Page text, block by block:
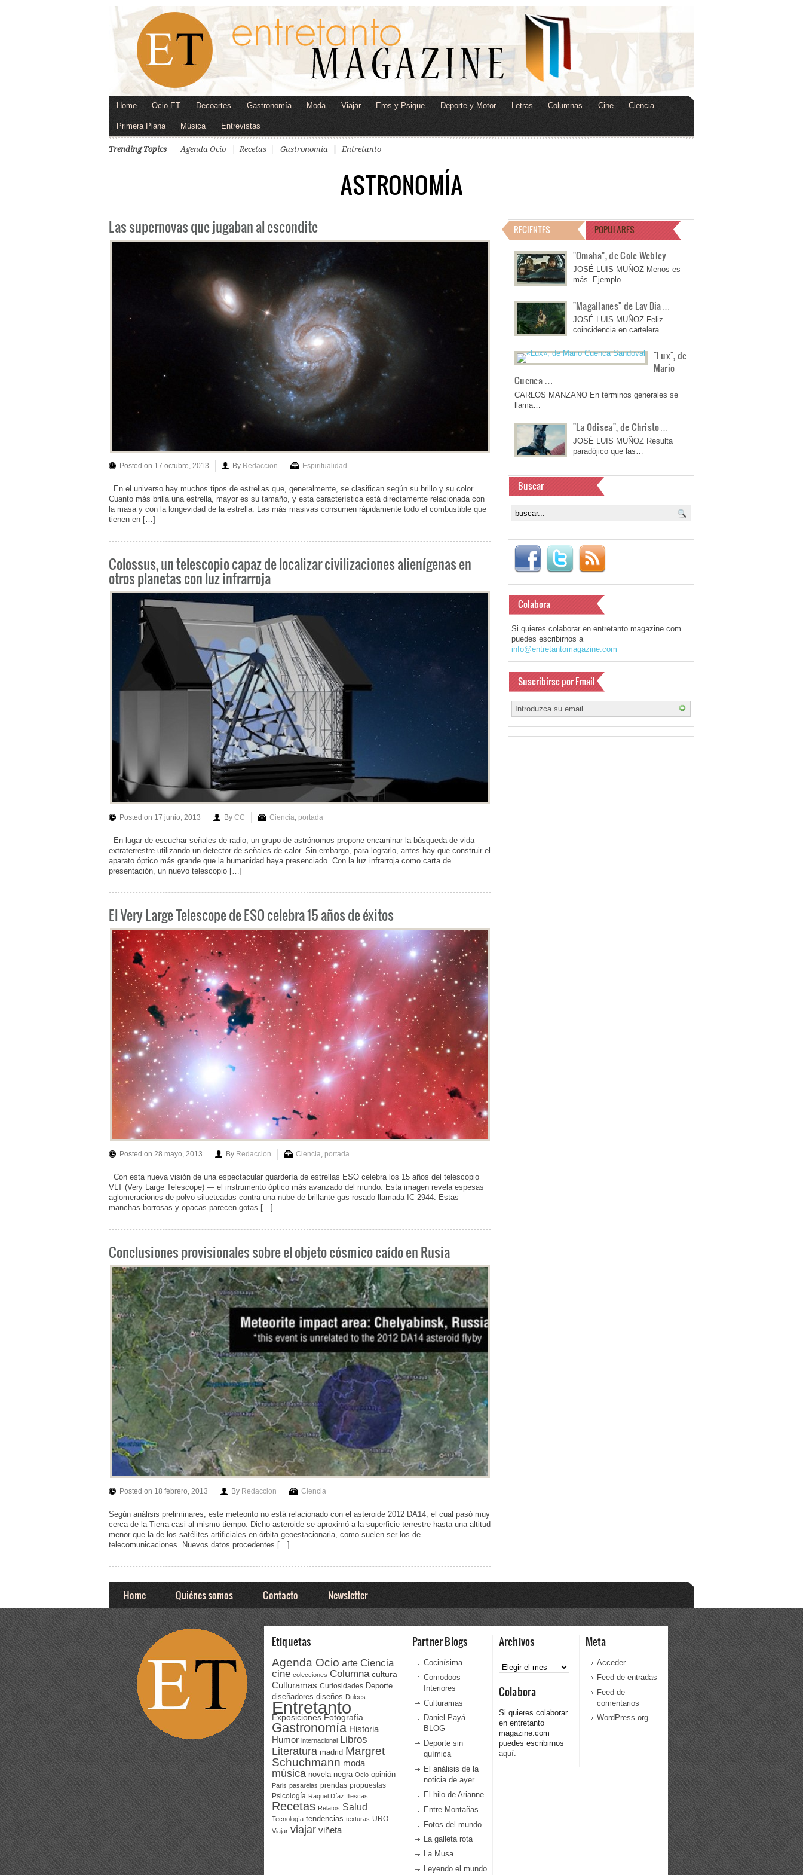
Home Ocio ET Decoartes Gastronomía Moda Viajar Eros y Psique Deporte y Motor Letras Columnas Cine Ciencia
Primera Plana Música Entrevistas
Trending Topics Agenda Ocio Recetas Gastronomía Entretanto
ASTRONOMÍA
Las supernovas que jugaban al escondite
Posted on 17 octubre, 2013 By Redaccion Espiritualidad
En el universo hay muchos tipos de estrellas que, generalmente, se clasifican según su brillo y su color.
Cuanto más brilla una estrella, mayor es su tamaño, y esta característica está directamente relacionada con
la masa y con la longevidad de la estrella. Las más masivas consumen rápidamente todo el combustible que
tienen en […]
Colossus, un telescopio capaz de localizar civilizaciones alienígenas en
otros planetas con luz infrarroja
Posted on 17 junio, 2013 By CC Ciencia portada
En lugar de escuchar señales de radio, un grupo de astrónomos propone encaminar la búsqueda de vida
extraterrestre utilizando un detector de señales de calor. Sin embargo, para lograrlo, antes hay que construir el
aparato óptico más grande que la humanidad haya presenciado. Con la luz infrarroja como carta de
presentación, un nuevo telescopio […]
El Very Large Telescope de ESO celebra 15 años de éxitos
Posted on 28 mayo, 2013 By Redaccion Ciencia, portada
Con esta nueva visión de una espectacular guardería de estrellas ESO celebra los 15 años del telescopio
VLT (Very Large Telescope) — el instrumento óptico más avanzado del mundo. Esta imagen revela espesas
aglomeraciones de polvo silueteadas contra una nube de brillante gas rosado llamada IC 2944. Estas
manchas borrosas y opacas parecen gotas […]
Conclusiones provisionales sobre el objeto cósmico caído en Rusia
Posted on 18 febrero, 2013 By Redaccion Ciencia
Según análisis preliminares, este meteorito no está relacionado con el asteroide 2012 DA14, el cual pasó muy
cerca de la Tierra casi al mismo tiempo. Dicho asteroide se aproximó a la superficie terrestre hasta una altitud
menor que la de los satélites artificiales en órbita geoestacionaria, como suelen ser los de
telecomunicaciones. Nuevos datos procedentes […]
RECIENTES POPULARES
"Omaha", de Cole Webley
JOSÉ LUIS MUÑOZ Menos es
más. Ejemplo…
"Magallanes" de Lav Dia…
JOSÉ LUIS MUÑOZ Feliz
coincidencia en cartelera…
"Lux", de
Mario
Cuenca …
CARLOS MANZANO En términos generales se
llama…
"La Odisea", de Christo…
JOSÉ LUIS MUÑOZ Resulta
paradójico que las…
Buscar
Colabora
Si quieres colaborar en entretanto magazine.com
puedes escribirnos a
info@entretantomagazine.com
Suscribirse por Email
Home Quiénes somos Contacto Newsletter
Etiquetas
Agenda Ocio arte Ciencia
cine colecciones Columna cultura
Culturamas Curiosidades Deporte
diseñadores diseños Dulces
Entretanto
Exposiciones Fotografía
Gastronomía Historia
Humor internacional Libros
Literatura madrid Margret
Schuchmann moda
música novela negra Ocio opinión
Paris pasarelas prendas propuestas
Psicología Raquel Díaz Illescas
Recetas Relatos Salud
Tecnología tendencias texturas URO
Viajar viajar viñeta
Partner Blogs
Cocinísima
Comodoos
Interiores
Culturamas
Daniel Payá
BLOG
Deporte sin
química
El análisis de la
noticia de ayer
El hilo de Arianne
Entre Montañas
Fotos del mundo
La galleta rota
La Musa
Leyendo el mundo
Archivos
Archivos
Colabora
Si quieres colaborar
en entretanto
magazine.com
puedes escribirnos
aquí.
Meta
Acceder
Feed de entradas
Feed de
comentarios
WordPress.org